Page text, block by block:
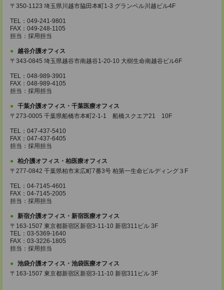
〒350-1123 埼玉県川越市脇田本町1-3 グランベル川越ビル4F
TEL：049-241-9801
FAX：049-248-1105
担当：採用担当
越谷介護オフィス
〒343-0845 埼玉県越谷市南越谷1-20-10 大樹生命南越谷ビル6F
TEL：048-989-3901
FAX：048-989-4105
担当：採用担当
千葉介護オフィス・千葉医療オフィス
〒273-0005 千葉県船橋市本町2-1-1 船橋スクエア21 10F
TEL：047-437-5410
FAX：047-437-6405
担当：採用担当
柏介護オフィス・柏医療オフィス
〒277-0842 千葉県柏市末広町7番3号 柏第一生命ビルディング３F
TEL：04-7145-4601
FAX：04-7145-2005
担当：採用担当
新宿介護オフィス・新宿医療オフィス
〒163-1507 東京都新宿区新宿3-11-10 新宿311ビル 3F
TEL：03-5369-1640
FAX：03-3226-1805
担当：採用担当
池袋介護オフィス・池袋医療オフィス
〒163-1507 東京都新宿区新宿3-11-10 新宿311ビル 3F